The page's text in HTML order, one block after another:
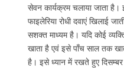
सेवन कार्यक्रम चलाया जाता है।
फाइलेरिया रोधी दवाएं खिलाई
सशक्त माध्यम है। यदि कोई
खाता है एवं इसे पाँच साल तक
है। इसे ध्यान में रखते हुए